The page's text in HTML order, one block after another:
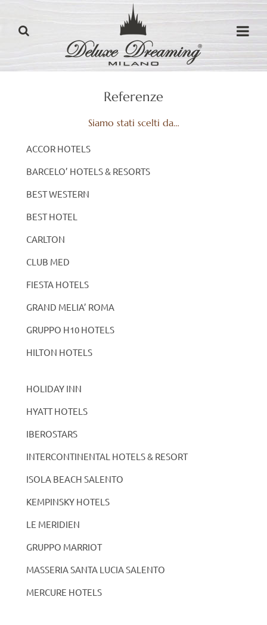
Referenze
Siamo stati scelti da…
ACCOR HOTELS
BARCELO’ HOTELS & RESORTS
BEST WESTERN
BEST HOTEL
CARLTON
CLUB MED
FIESTA HOTELS
GRAND MELIA’ ROMA
GRUPPO H10 HOTELS
HILTON HOTELS
HOLIDAY INN
HYATT HOTELS
IBEROSTARS
INTERCONTINENTAL HOTELS & RESORT
ISOLA BEACH SALENTO
KEMPINSKY HOTELS
LE MERIDIEN
GRUPPO MARRIOT
MASSERIA SANTA LUCIA SALENTO
MERCURE HOTELS